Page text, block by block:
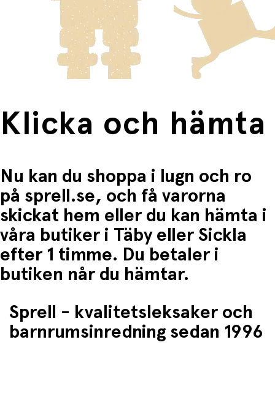
Passar som en
lugnande dekorationi bebisens
första rum
Detta är ingen leksak. Endast för dekoration.
innebär en högre fraktkostnad.
Produkter som omfattas av detta är tydligt märkta, och
frakten för dessa varor visas i kassan.
Fri frakt när du handlar för mer än 1500:-
Klicka och hämta
Nu kan du shoppa i lugn och ro
på sprell.se, och få varorna
skickat hem eller du kan hämta i
våra butiker i Täby eller Sickla
efter 1 timme. Du betaler i
butiken når du hämtar.
Sprell - kvalitetsleksaker och
barnrumsinredning sedan 1996